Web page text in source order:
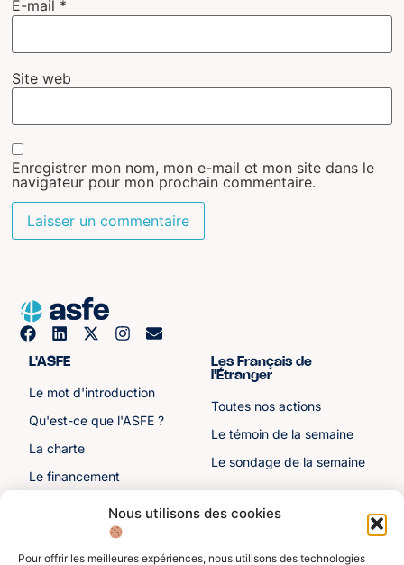
Nous utilisons des cookies
Pour offrir les meilleures expériences, nous utilisons des technologies
E-mail *
Site web
Enregistrer mon nom, mon e-mail et mon site dans le
navigateur pour mon prochain commentaire.
L'ASFE
Le mot d'introduction
Qu'est-ce que l'ASFE ?
La charte
Le financement
Les sénateurs
Les Français de
l'Étranger
Toutes nos actions
Le témoin de la semaine
Le sondage de la semaine